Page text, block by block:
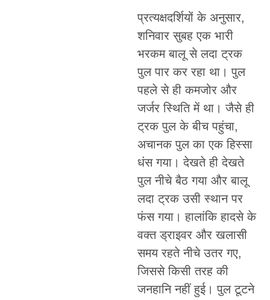
प्रत्यक्षदर्शियों के अनुसार,
शनिवार सुबह एक भारी
भरकम बालू से लदा ट्रक
पुल पार कर रहा था। पुल
पहले से ही कमजोर और
जर्जर स्थिति में था। जैसे ही
ट्रक पुल के बीच पहुंचा,
अचानक पुल का एक हिस्सा
धंस गया। देखते ही देखते
पुल नीचे बैठ गया और बालू
लदा ट्रक उसी स्थान पर
फंस गया। हालांकि हादसे के
वक्त ड्राइवर और खलासी
समय रहते नीचे उतर गए,
जिससे किसी तरह की
जनहानि नहीं हुई। पुल टूटने